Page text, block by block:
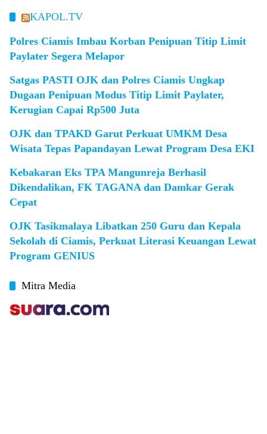
KAPOL.TV
Polres Ciamis Imbau Korban Penipuan Titip Limit
Paylater Segera Melapor
Satgas PASTI OJK dan Polres Ciamis Ungkap
Dugaan Penipuan Modus Titip Limit Paylater,
Kerugian Capai Rp500 Juta
OJK dan TPAKD Garut Perkuat UMKM Desa
Wisata Tepas Papandayan Lewat Program Desa EKI
Kebakaran Eks TPA Mangunreja Berhasil
Dikendalikan, FK TAGANA dan Damkar Gerak
Cepat
OJK Tasikmalaya Libatkan 250 Guru dan Kepala
Sekolah di Ciamis, Perkuat Literasi Keuangan Lewat
Program GENIUS
Mitra Media